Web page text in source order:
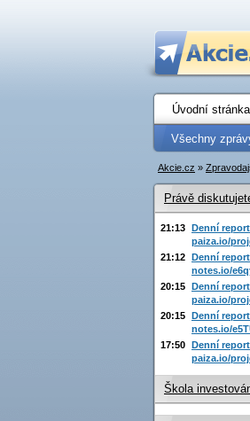
Úvodní stránka
Všechny
Akcie.cz »
Právě
21:13 Denní
paiza.io/
21:12 Denní
notes.io/
20:15 Denní
paiza.io/
20:15 Denní
notes.io/
17:50 Denní
paiza.io/
Škola